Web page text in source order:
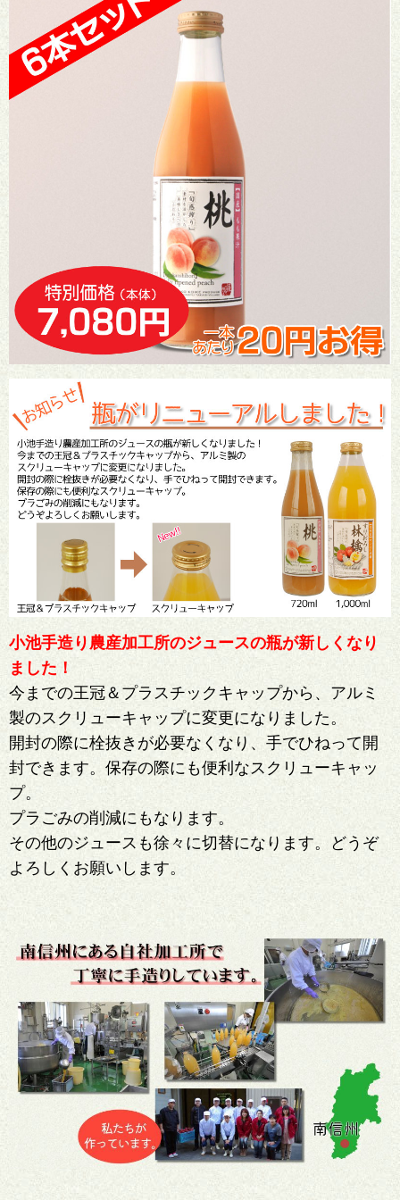
小池手造り農産加工所のジュースの瓶が新しくなり
ました！
今までの王冠＆プラスチックキャップから、アルミ
製のスクリューキャップに変更になりました。
開封の際に栓抜きが必要なくなり、手でひねって開
封できます。保存の際にも便利なスクリューキャッ
プ。
プラごみの削減にもなります。
その他のジュースも徐々に切替になります。どうぞ
よろしくお願いします。